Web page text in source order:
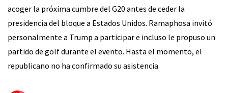
acoger la próxima cumbre del G20 antes de ceder la
presidencia del bloque a Estados Unidos. Ramaphosa invitó
personalmente a Trump a participar e incluso le propuso un
partido de golf durante el evento. Hasta el momento, el
republicano no ha confirmado su asistencia.